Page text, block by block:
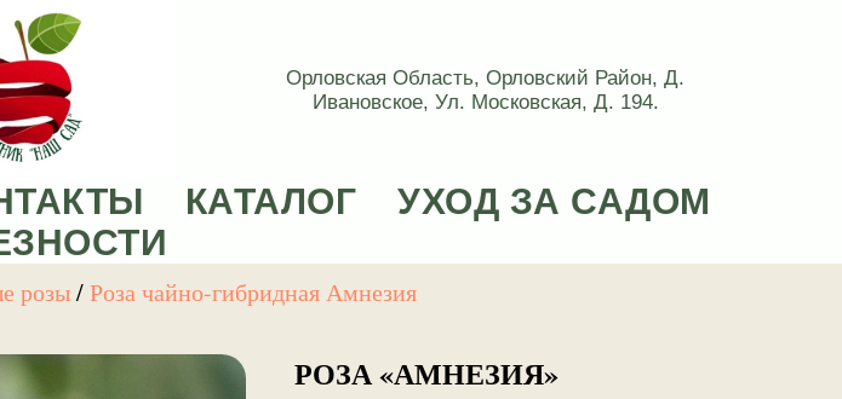
Орловская Область, Орловский Район, Д.
Ивановское, Ул. Московская, Д. 194.
КАТАЛОГ
УХОД ЗА САДОМ
розы/Роза чайно-гибридная Амнезия
РОЗА «АМНЕЗИЯ»